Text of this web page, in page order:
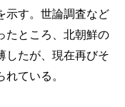
示す。世論調査など
たところ、北朝鮮の
したが、現在再びそ
ている。